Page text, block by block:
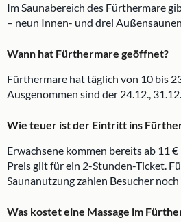
Im Saunabereich des Fürthermare
– neun Innen- und drei
Wann hat Fürthermare geöffnet?
Fürthermare hat täglich von 10 bis
Ausgenommen sind der 24.12.,
Wie teuer ist der Eintritt ins
Erwachsene kommen bereits ab 11
Preis gilt für ein 2-Stunden-Ticket.
Saunanutzung zahlen Besucher
Was kostet eine Massage im